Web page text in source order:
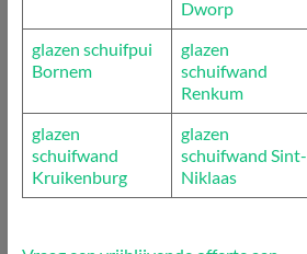
Dworp
glazen schuifpui
Bornem
glazen
schuifwand
Renkum
glazen
schuifwand
Kruikenburg
glazen
schuifwand Sint-
Niklaas